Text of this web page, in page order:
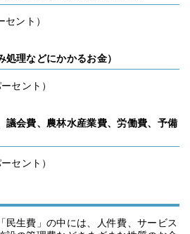
ント）
理などにかかるお金）
セント）
議会費、農林水産業費、労働費、予備
セント）
生費」の中には、人件費、サービス